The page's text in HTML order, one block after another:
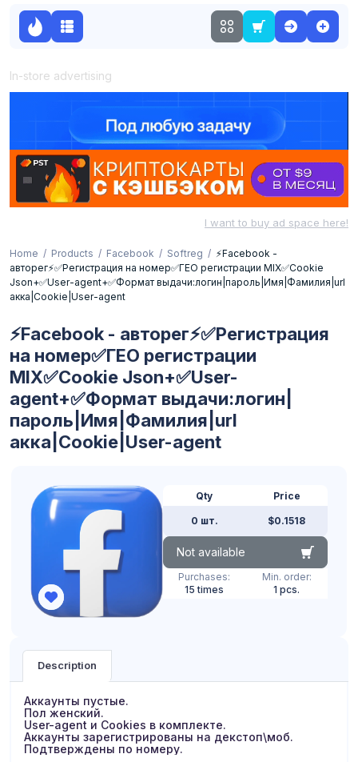
In-store advertising
I want to buy ad space here!
Home Products Facebook Softreg
⚡️Facebook -
авторег⚡️✅Регистрация на номер✅ГЕО регистрации MIX✅Cookie
Json+✅User-agent+✅Формат выдачи:логин|пароль|Имя|Фамилия|url
акка|Cookie|User-agent
⚡️Facebook - авторег⚡️✅Регистрация
на номер✅ГЕО регистрации
MIX✅Cookie Json+✅User-
agent+✅Формат выдачи:логин|
пароль|Имя|Фамилия|url
акка|Cookie|User-agent
Qty
0 шт.
Price
$0.1518
Not available
Purchases:
15 times
Min. order:
1 pcs.
Description
Аккаунты пустые.
Пол женский.
User-agent и Cookies в комплекте.
Аккаунты зарегистрированы на декстоп\моб.
Подтверждены по номеру.